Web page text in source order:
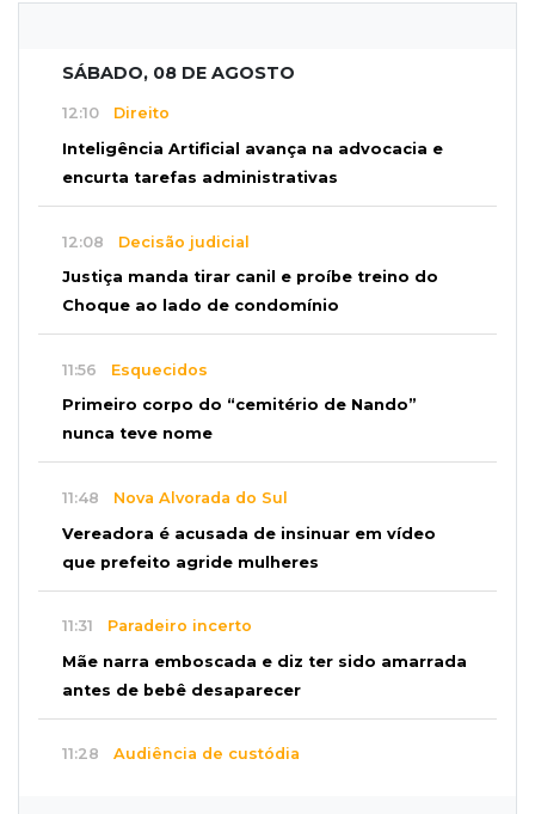
SÁBADO, 08 DE AGOSTO
12:10 Direito
Inteligência Artificial avança na advocacia e
encurta tarefas administrativas
12:08 Decisão judicial
Justiça manda tirar canil e proíbe treino do
Choque ao lado de condomínio
11:56 Esquecidos
Primeiro corpo do “cemitério de Nando”
nunca teve nome
11:48 Nova Alvorada do Sul
Vereadora é acusada de insinuar em vídeo
que prefeito agride mulheres
11:31 Paradeiro incerto
Mãe narra emboscada e diz ter sido amarrada
antes de bebê desaparecer
11:28 Audiência de custódia